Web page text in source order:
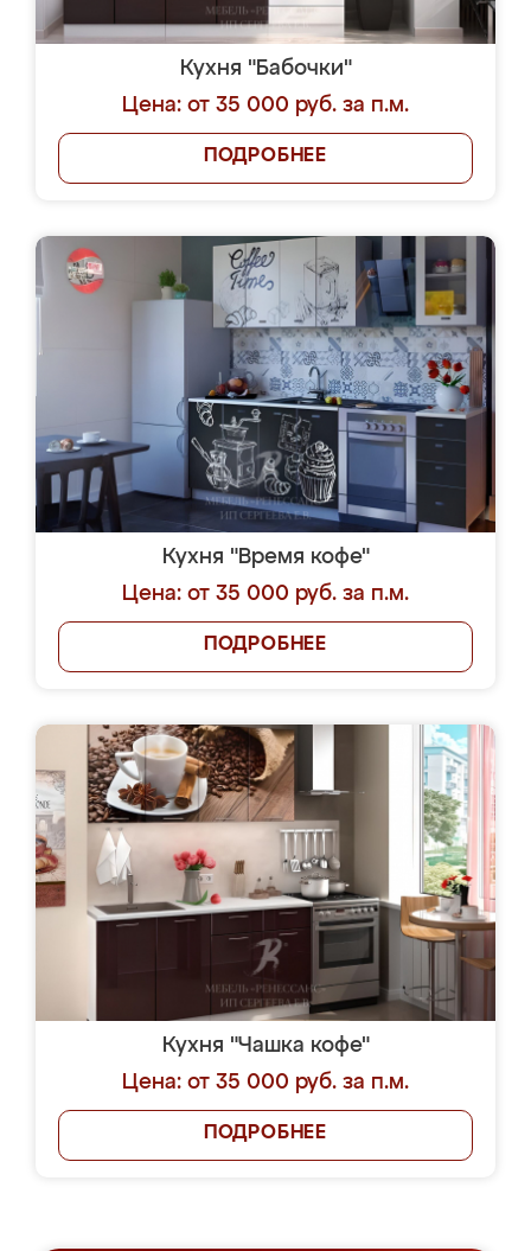
Кухня "Бабочки"
Цена: от 35 000 руб. за п.м.
ПОДРОБНЕЕ
Кухня "Время кофе"
Цена: от 35 000 руб. за п.м.
ПОДРОБНЕЕ
Кухня "Чашка кофе"
Цена: от 35 000 руб. за п.м.
ПОДРОБНЕЕ